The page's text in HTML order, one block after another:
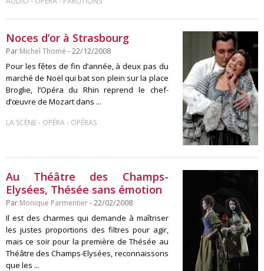
Noces d’or à Strasbourg
Par Michel Thomé - 22/12/2008
Pour les fêtes de fin d’année, à deux pas du
marché de Noël qui bat son plein sur la place
Broglie, l’Opéra du Rhin reprend le chef-
d’œuvre de Mozart dans ...
LA SCÈNE- OPÉRA- OPÉRAS
Au Théâtre des Champs-
Elysées, Thésée sans émotion
Par Monique Parmentier- 22/02/2008
Il est des charmes qui demande à maîtriser
les justes proportions des filtres pour agir,
mais ce soir pour la première de Thésée au
Théâtre des Champs-Elysées, reconnaissons
que les ...